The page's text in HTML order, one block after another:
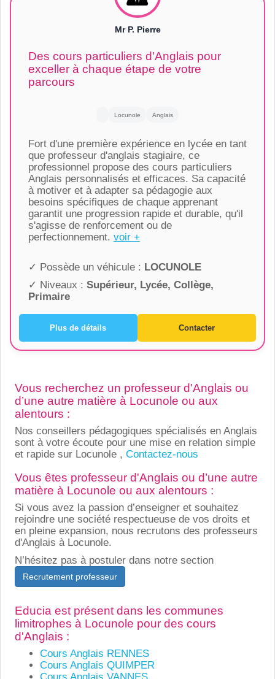
Mr P. Pierre
Des cours particuliers d'Anglais pour
exceller à chaque étape de votre
parcours
Locunole Anglais
Fort d'une première expérience en lycée en tant
que professeur d'anglais stagiaire, ce
professionnel propose des cours particuliers
Anglais personnalisés et efficaces. Sa capacité
à motiver et à adapter sa pédagogie aux
besoins spécifiques de chaque apprenant
garantit une progression rapide et durable, qu'il
s'agisse de renforcement ou de
perfectionnement. voir +
✓ Possède un véhicule : LOCUNOLE
✓ Niveaux : Supérieur, Lycée, Collège,
Primaire
Plus de détails Contacter
Vous recherchez un professeur d'Anglais ou
d’une autre matière à Locunole ou aux
alentours :
Nos conseillers pédagogiques spécialisés en Anglais
sont à votre écoute pour une mise en relation simple
et rapide sur Locunole , Contactez-nous
Vous êtes professeur d'Anglais ou d’une autre
matière à Locunole ou aux alentours :
Si vous avez la passion d’enseigner et souhaitez
rejoindre une société respectueuse de vos droits et
en pleine expansion, nous recrutons des professeurs
d'Anglais à Locunole.
N’hésitez pas à postuler dans notre section
Recrutement professeur
Educia est présent dans les communes
limitrophes à Locunole pour des cours
d'Anglais :
Cours Anglais RENNES
Cours Anglais QUIMPER